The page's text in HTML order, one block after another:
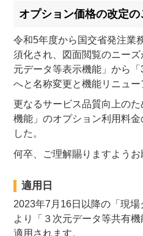
オプション価格の改定の
令和5年度から国交省発注業
須化され、図面閲覧のニー
元データ等表示機能」から「
へと名称変更と機能リニュー
更なるサービス品質向上の
機能」のオプション利用料
した。
何卒、ご理解賜りますようお
適用日
2023年7月16日以降の「現
より「３次元データ等共有
適用されます。